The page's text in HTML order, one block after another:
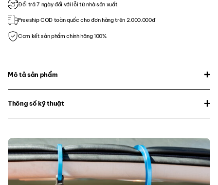
Đổi trả 7 ngày đối với lỗi từ nhà sản xuất
Freeship COD toàn quốc cho đơn hàng trên 2.000.000đ
Cam kết sản phẩm chính hãng 100%
Mô tả sản phẩm
Thông số kỹ thuật